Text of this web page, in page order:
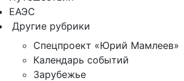
ЕАЭС
Другие рубрики
Спецпроект «Юрий Мамлеев»
Календарь событий
Зарубежье